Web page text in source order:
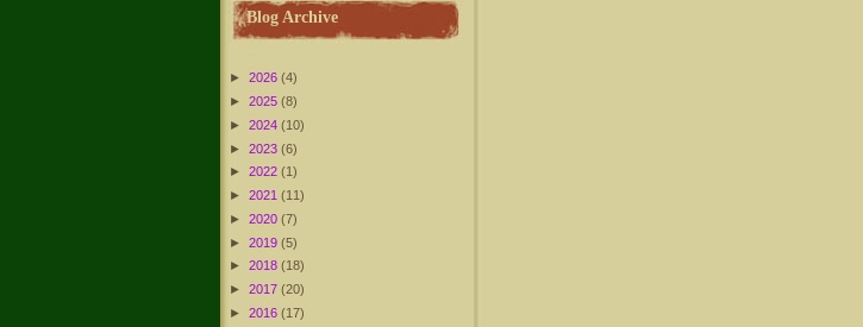
Blog Archive
► 2026 (4)
► 2025 (8)
► 2024 (10)
► 2023 (6)
► 2022 (1)
► 2021 (11)
► 2020 (7)
► 2019 (5)
► 2018 (18)
► 2017 (20)
► 2016 (17)